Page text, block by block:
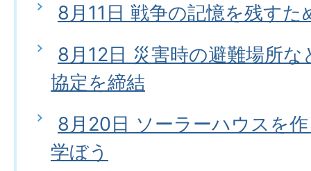
8月11日 戦争の記憶を残す
8月12日 災害時の避難場所
協定を締結
8月20日 ソーラーハウスを
学ぼう